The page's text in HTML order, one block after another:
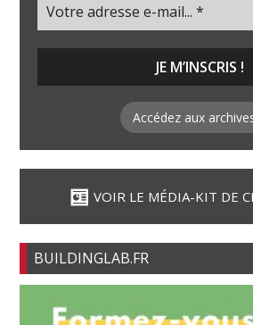
Accédez aux
VOIR LE MÉDIA-KIT DE
BUILDINGLAB.FR